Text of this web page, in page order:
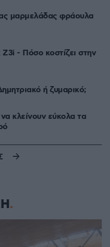
μαρμελάδας φράουλα
- Πόσο κοστίζει στην
ή ζυμαρικό;
κλείνουν εύκολα τα